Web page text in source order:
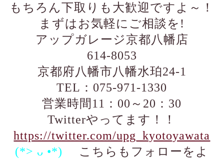
もちろん下取りも大歓迎ですよ～！
まずはお気軽にご相談を!
アップガレージ京都八幡店
614-8053
京都府八幡市八幡水珀24-1
TEL：075-971-1330
営業時間11：00～20：30
Twitterやってます！！
https://twitter.com/upg_kyotoyawata
(*> ᴗ •*)ゞ
こちらもフォローをよ